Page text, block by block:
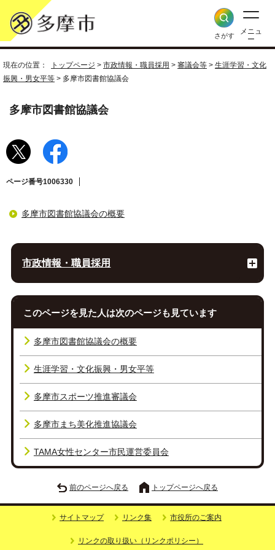
さがす
メニュ
ー
現在の位置： トップページ > 市政情報・職員採用 > 審議会等 > 生涯学習・文化
振興・男女平等 > 多摩市図書館協議会
多摩市図書館協議会
ページ番号1006330
多摩市図書館協議会の概要
市政情報・職員採用
このページを見た人は次のページも見ています
多摩市図書館協議会の概要
生涯学習・文化振興・男女平等
多摩市スポーツ推進審議会
多摩市まち美化推進協議会
TAMA女性センター市民運営委員会
前のページへ戻る トップページへ戻る
サイトマップ リンク集 市役所のご案内
リンクの取り扱い（リンクポリシー）